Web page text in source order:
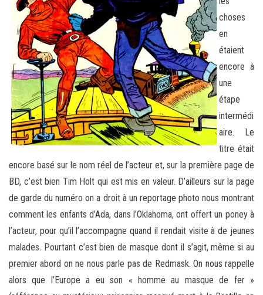
choses
en
étaient
encore à
une
étape
intermédi
aire. Le
titre était
encore basé sur le nom réel de l’acteur et, sur la première page de
BD, c’est bien Tim Holt qui est mis en valeur. D’ailleurs sur la page
de garde du numéro on a droit à un reportage photo nous montrant
comment les enfants d’Ada, dans l’Oklahoma, ont offert un poney à
l’acteur, pour qu’il l’accompagne quand il rendait visite à de jeunes
malades. Pourtant c’est bien de masque dont il s’agit, même si au
premier abord on ne nous parle pas de Redmask. On nous rappelle
alors que l’Europe a eu son « homme au masque de fer »